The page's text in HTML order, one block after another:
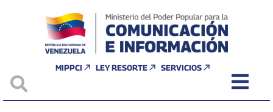
MIPPCI LEY RESORTE SERVICIOS